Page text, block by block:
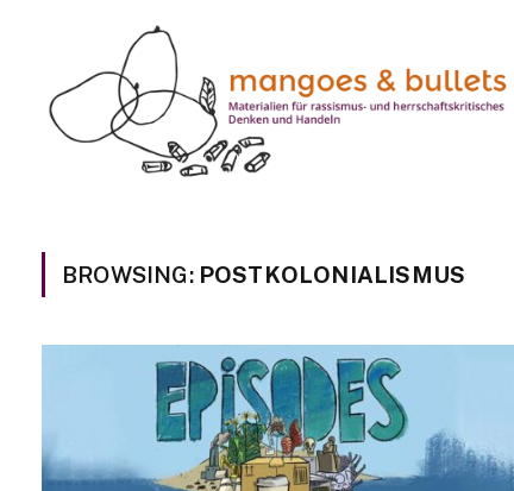
BROWSING: POSTKOLONIALISMUS